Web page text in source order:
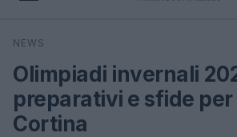
Cerca
NEWS
Olimpiadi invernali
preparativi e sfide
Cortina